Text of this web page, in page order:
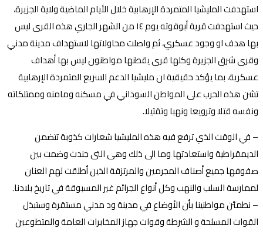
استهدفت المليشيا المتمردة الإرهابية خلال الأيام الماضية ولاية الجزيرة،
حيث استهدفت قرية أبوقوته يوم ١٤ من الشهر الجاري هذه القرى ليس
بها هدف او وجود عسكري، ثم واصلت محاولاتها لاستهداف مدينة مدني
وقرى شرق الجزيرة وكلها قرى يقطنها مواطنون ليس بها أهداف
عسكرية، بما يؤكد حقيقية ان مليشيا الدعم السريع المتمردة الإرهابية
تشن هذه الحرب على المواطن السوداني في مسكنه ومامنه وممتلكاته
ونفسه قتلا وترويعا ونهبا وتقتيلا.
– في الوقت الذي ترفع فيه هذه المليشيا شعارات كذوبة تتضمن
الديمقراطية واستعادتها وما الى ذلك وهى التى جندت وضمت بين
صفوفها جميع أصناف المجرمين والمرتزقة الذين أطلقت لهم العنان
لممارسة السلب والنهب وكل أنواع الجرائم غير المسبوقة في تاريخ بلادنا.
– نطمئن مواطنينا بأن الأوضاع في مدينة ود مدني مستقرة وستبذل
القوات المسلحة و الشرطة وقوات جهاز المخابرات العامة والمتطوعين